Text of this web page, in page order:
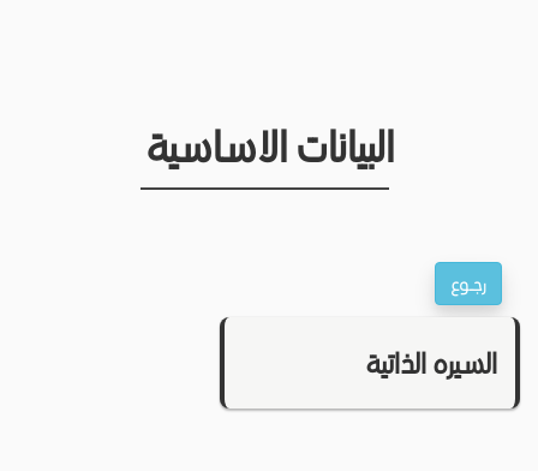
البيانات الاساسية
السيره الذاتية